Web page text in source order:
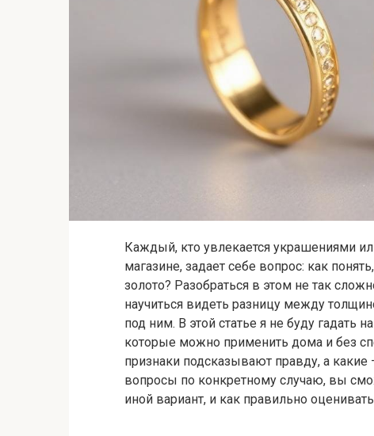
Каждый, кто увлекается украшениями
магазине, задает себе вопрос: как
золото? Разобраться в этом не так
научиться видеть разницу между
под ним. В этой статье я не буду
которые можно применить дома и без
признаки подсказывают правду, а
вопросы по конкретному случаю, вы
иной вариант, и как правильно